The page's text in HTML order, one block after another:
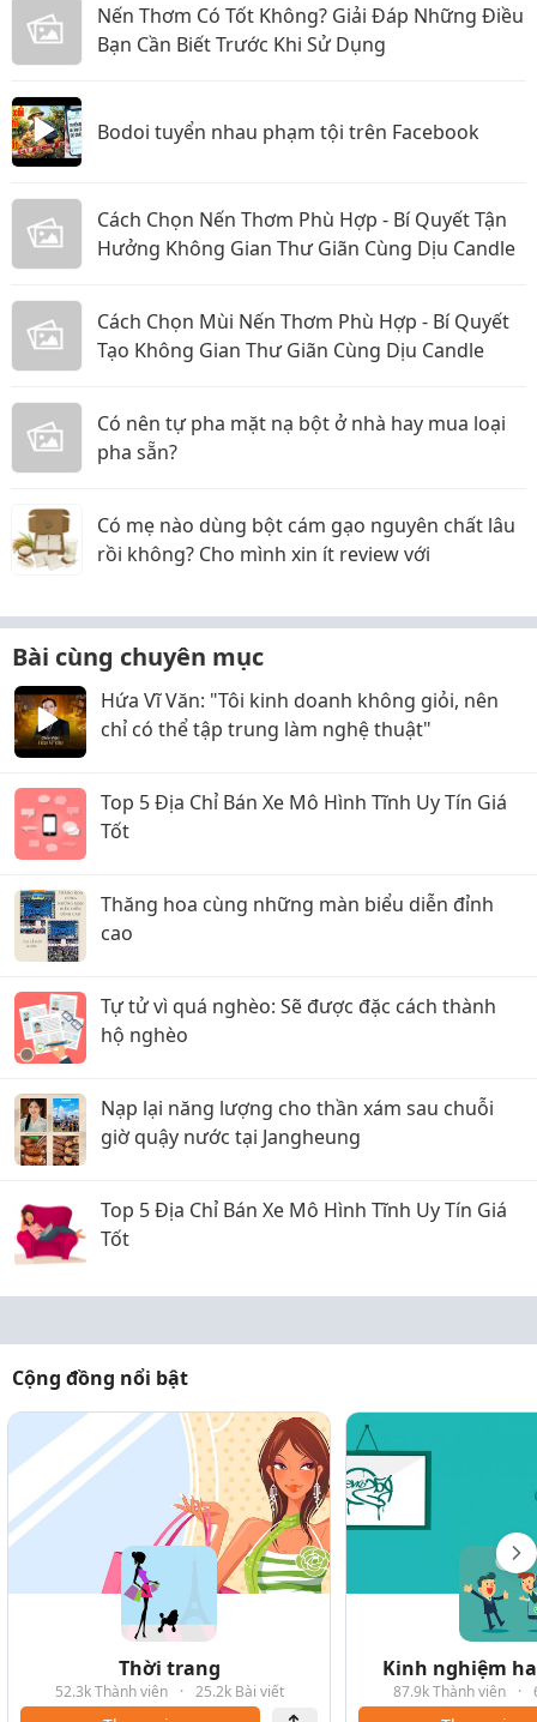
Nến Thơm Có Tốt Không? Giải Đáp Những Điều
Bạn Cần Biết Trước Khi Sử Dụng
Bodoi tuyển nhau phạm tội trên Facebook
Cách Chọn Nến Thơm Phù Hợp - Bí Quyết Tận
Hưởng Không Gian Thư Giãn Cùng Dịu Candle
Cách Chọn Mùi Nến Thơm Phù Hợp - Bí Quyết
Tạo Không Gian Thư Giãn Cùng Dịu Candle
Có nên tự pha mặt nạ bột ở nhà hay mua loại
pha sẵn?
Có mẹ nào dùng bột cám gạo nguyên chất lâu
rồi không? Cho mình xin ít review với
Bài cùng chuyên mục
Hứa Vĩ Văn: "Tôi kinh doanh không giỏi, nên
chỉ có thể tập trung làm nghệ thuật"
Top 5 Địa Chỉ Bán Xe Mô Hình Tĩnh Uy Tín Giá
Tốt
Thăng hoa cùng những màn biểu diễn đỉnh
cao
Tự tử vì quá nghèo: Sẽ được đặc cách thành
hộ nghèo
Nạp lại năng lượng cho thần xám sau chuỗi
giờ quậy nước tại Jangheung
Top 5 Địa Chỉ Bán Xe Mô Hình Tĩnh Uy Tín Giá
Tốt
Cộng đồng nổi bật
Thời trang
52.3k Thành viên · 25.2k Bài viết
Kinh nghiệm
87.9k Thành viên ·